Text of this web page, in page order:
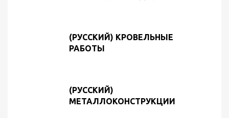
(РУССКИЙ) КРОВЕЛЬНЫЕ
РАБОТЫ
(РУССКИЙ)
МЕТАЛЛОКОНСТРУКЦИИ